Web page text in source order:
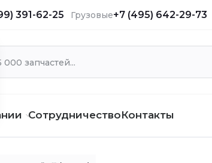
391-62-25 Грузовые+7 (495) 642-29-73
СотрудничествоКонтакты